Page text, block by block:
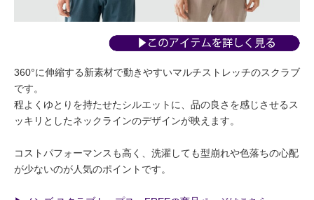
360°に伸縮する新素材で動きやすいマルチストレッチのスクラブ
です。
程よくゆとりを持たせたシルエットに、品の良さを感じさせるス
ッキリとしたネックラインのデザインが映えます。
コストパフォーマンスも高く、洗濯しても型崩れや色落ちの心配
が少ないのが人気のポイントです。